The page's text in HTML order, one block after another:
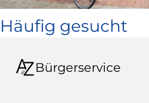
Häufig gesucht
Bürgerservice